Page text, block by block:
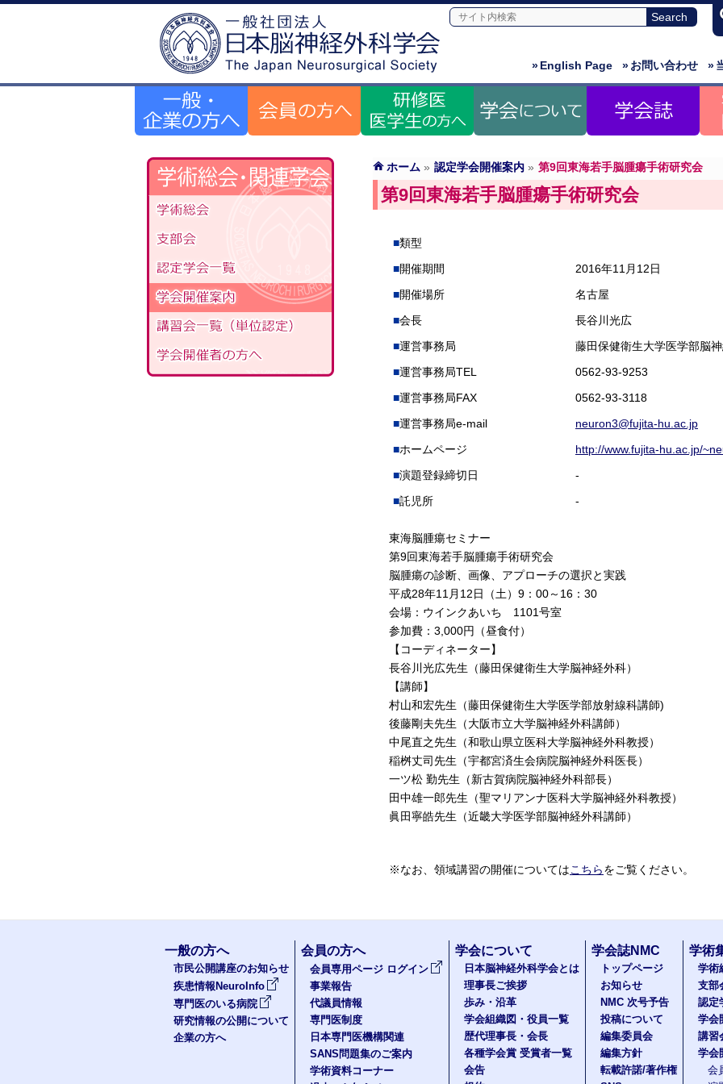
»
»お問い合わせ
»English Page
ホーム » 認定学会開催案内 » 第9回東海若手脳腫瘍手術研究会
第9回東海若手脳腫瘍手術研究会
類型
開催期間
2016年11月12日
開催場所
名古屋
会長
長谷川光広
運営事務局
藤田保健衛生大学医学部脳
運営事務局TEL
0562-93-9253
運営事務局FAX
0562-93-3118
運営事務局e-mail
neuron3@fujita-hu.ac.jp
ホームページ
http://www.fujita-hu.ac.jp/
演題登録締切日
-
託児所
-
東海脳腫瘍セミナー
第9回東海若手脳腫瘍手術研究会
脳腫瘍の診断、画像、アプローチの選択と実践
平成28年11月12日（土）9：00～16：30
会場：ウインクあいち 1101号室
参加費：3,000円（昼食付）
【コーディネーター】
長谷川光広先生（藤田保健衛生大学脳神経外科）
【講師】
村山和宏先生（藤田保健衛生大学医学部放射線科講師)
後藤剛夫先生（大阪市立大学脳神経外科講師）
中尾直之先生（和歌山県立医科大学脳神経外科教授）
稲桝丈司先生（宇都宮済生会病院脳神経外科医長）
一ツ松 勤先生（新古賀病院脳神経外科部長）
田中雄一郎先生（聖マリアンナ医科大学脳神経外科教授）
眞田寧皓先生（近畿大学医学部脳神経外科講師）
※なお、領域講習の開催についてはこちらをご覧ください。
一般の方へ
市民公開講座のお知らせ
疾患情報NeuroInfo
専門医のいる病院
研究情報の公開について
企業の方へ
会員の方へ
会員専用ページ ログイン
事業報告
代議員情報
専門医制度
日本専門医機構関連
SANS問題集のご案内
学術資料コーナー
学会について
日本脳神経外科学会とは
理事長ご挨拶
歩み・沿革
学会組織図・役員一覧
歴代理事長・会長
各種学会賞 受賞者一覧
会告
学会誌NMC
トップページ
お知らせ
NMC 次号予告
投稿について
編集委員会
編集方針
転載許諾/著作権
学術
学術
支部
認定
学会
講習
学会
会